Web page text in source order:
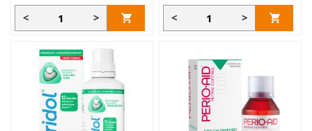
< > < >